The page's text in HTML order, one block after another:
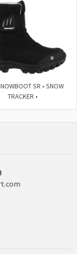
SR • SNOW
TRACKER •